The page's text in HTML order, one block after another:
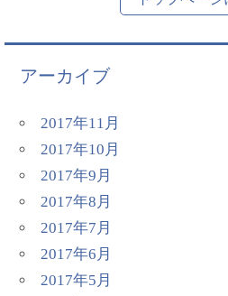
アーカイブ
2017年11月
2017年10月
2017年9月
2017年8月
2017年7月
2017年6月
2017年5月